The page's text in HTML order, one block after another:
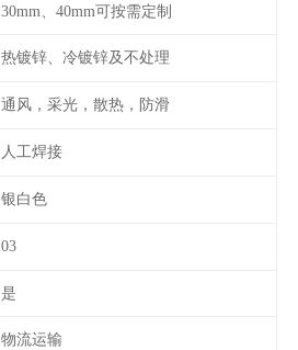
30mm、40mm可按需定制
热镀锌、冷镀锌及不处理
通风，采光，散热，防滑
人工焊接
银白色
03
是
物流运输